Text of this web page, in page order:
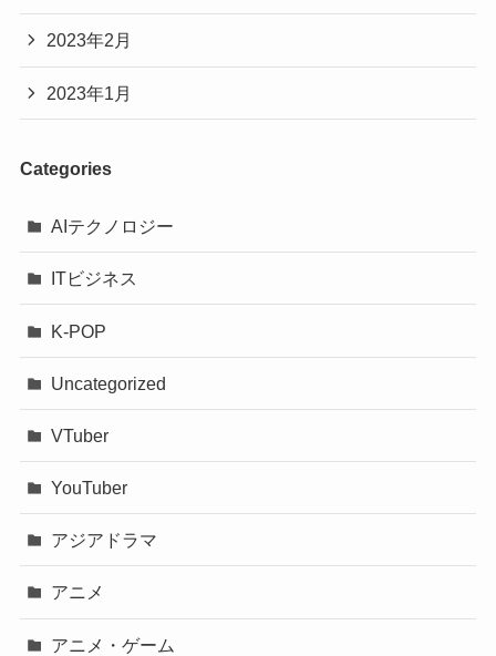
2023年2月
2023年1月
Categories
AIテクノロジー
ITビジネス
K-POP
Uncategorized
VTuber
YouTuber
アジアドラマ
アニメ
アニメ・ゲーム